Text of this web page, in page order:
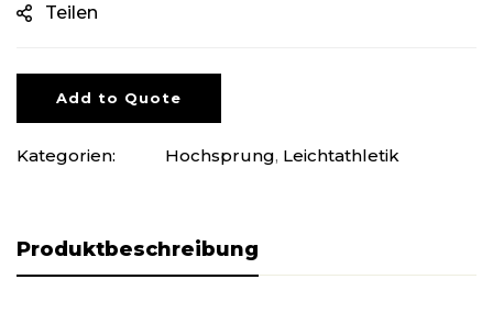
Teilen
Add to Quote
Kategorien: Hochsprung, Leichtathletik
Produktbeschreibung